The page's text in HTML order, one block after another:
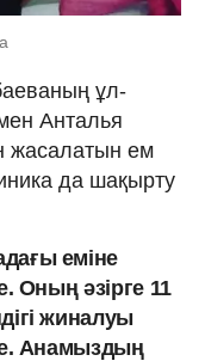
ұл-
Анталья
жасалатын ем
да шақырту
еміне
Оның әзірге 11
жиналуы
Анамыздың